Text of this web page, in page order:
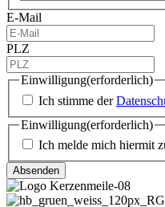
E-Mail
PLZ
Einwilligung(erforderlich)
Ich stimme der
Einwilligung(erforderlich)
Ich melde mich hiermit